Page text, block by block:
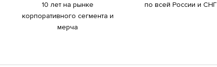
10 лет на рынке
корпоративного сегмента и
мерча
по всей России и СНГ